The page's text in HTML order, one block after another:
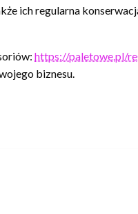
ich regularna
https://paletowe.pl/
biznesu.